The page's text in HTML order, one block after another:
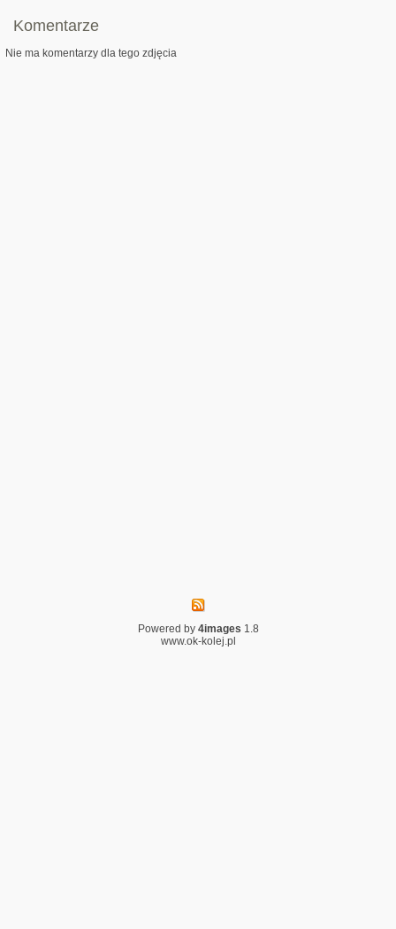
Komentarze
Nie ma komentarzy dla tego zdjęcia
Powered by 4images 1.8
www.ok-kolej.pl